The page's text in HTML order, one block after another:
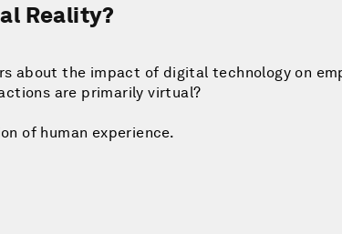
Reality?
about the impact of digital technology on
are primarily virtual?
of human experience.